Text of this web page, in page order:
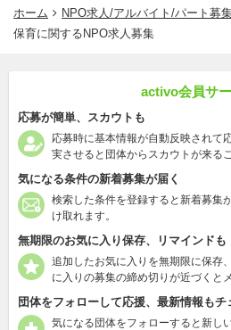
ホーム
NPO求人/アルバイト/パート募
保育に関するNPO求人募集
activo会員サ
応募が簡単、スカウトも
応募時に基本情報が自動反映されて
実させると団体からスカウトが来るこ
気になる条件の新着募集が届く
検索した条件を登録すると新着募集
け取れます。
無期限のお気に入り保存、リマインドも
追加したお気に入りを無期限に保存
に入りの募集の締め切りが近づくと
団体をフォローして応援、最新情報もチ
気になる団体をフォローすると新し